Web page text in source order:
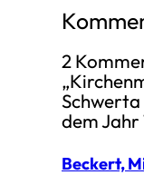
2
Schwerta
dem Jahr
Beckert,